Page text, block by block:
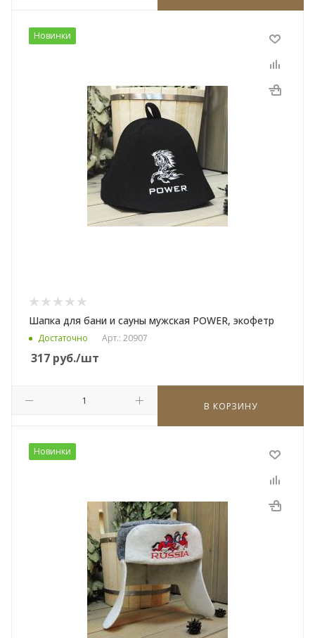
Новинки
Шапка для бани и сауны мужская POWER, экофетр
Достаточно Арт.: 20907
317 руб./шт
В КОРЗИНУ
Новинки